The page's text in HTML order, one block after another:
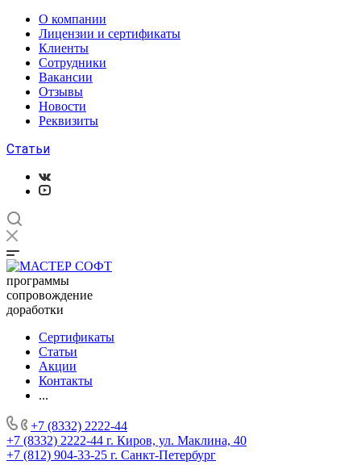
О компании
Лицензии и сертификаты
Клиенты
Сотрудники
Вакансии
Отзывы
Новости
Реквизиты
Статьи
программы
сопровождение
доработки
Сертификаты
Статьи
Акции
Контакты
...
+7 (8332) 2222-44
+7 (8332) 2222-44 г. Киров, ул. Маклина, 40
+7 (812) 904-33-25 г. Санкт-Петербург